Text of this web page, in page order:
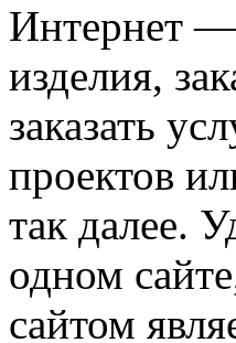
Интeрнeт
изделия,
заказать
проектов
так далее.
одном
сайтом